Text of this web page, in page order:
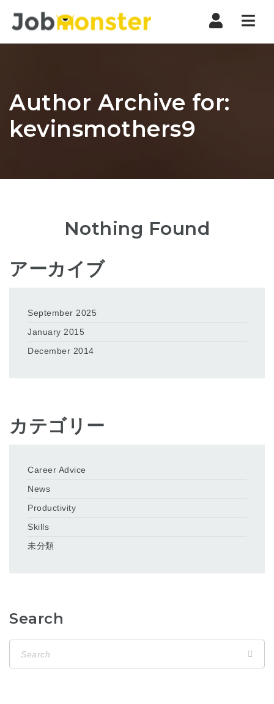
Author Archive for:
kevinsmothers9
Nothing Found
アーカイブ
September 2025
January 2015
December 2014
カテゴリー
Career Advice
News
Productivity
Skills
未分類
Search